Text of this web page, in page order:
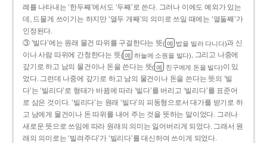
례를 나타내는 ‘한두째’에서도 ‘두째’로 쓴다. 그러나 이에도 예외가 있는
데, 드물게 쓰이기는 하지만 ‘열두 개째’의 의미로 쓰일 때에는 ‘열둘째’가
인정된다.
③ ‘빌다’에는 원래 물건 따위를 구걸한다는 뜻( 예 밥을 빌러 다니다)과 신
이나 사람 따위에 간청한다는 뜻( 예 하늘에 소원을 빌다), 그리고 나중에
갚기로 하고 남의 물건이나 돈을 쓴다는 뜻( 예 친구에게 돈을 빌다)이 있
었다. 그런데 나중에 갚기로 하고 남의 물건이나 돈을 쓴다는 뜻의 ‘빌
다’는 ‘빌리다’로 형태가 바뀜에 따라 ‘빌다’를 버리고 ‘빌리다’를 표준어
로 삼은 것이다. ‘빌리다’는 원래 ‘빌다’의 피동형으로서 대가를 받기로 하
고 남에게 물건이나 돈 따위를 내어 주는 것을 뜻하는 말이었다. 그러나
새로운 뜻으로 쓰임에 따라 원래의 의미는 잃어버리게 되었다. 그래서 원
래의 의미로는 ‘빌려주다’가 ‘빌리다’를 대신하여 쓰이게 되었다.